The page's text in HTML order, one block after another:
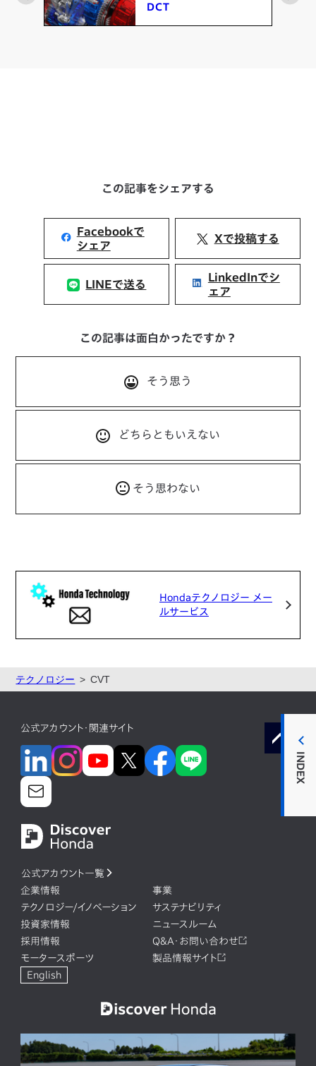
INDEX
この記事をシェアする
Facebookで
シェア
Xで投稿する
LINEで送る
LinkedInでシ
ェア
この記事は面白かったですか？
そう思う
どちらともいえない
そう思わない
Hondaテクノロジー メー
ルサービス
テクノロジー CVT
公式アカウント・関連サイト
公式アカウント一覧
企業情報
事業
テクノロジー/イノベーション
サステナビリティ
投資家情報
ニュースルーム
採用情報
Q&A・お問い合わせ
モータースポーツ
製品情報サイト
English